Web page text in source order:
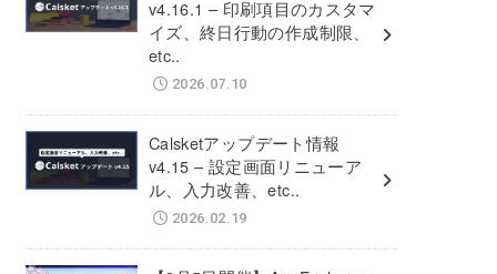
v4.16.1 – 印刷項目のカスタマ
イズ、終日行動の作成制限、
etc..
2026.07.10
Calsketアップデート情報
v4.15 – 設定画面リニューア
ル、入力改善、etc..
2026.02.19